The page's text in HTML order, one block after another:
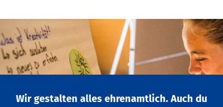
Wir gestalten alles ehrenamtlich. Auch du